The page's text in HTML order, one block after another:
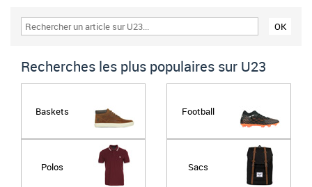
Recherches les plus populaires sur U23
Baskets Football
Polos Sacs